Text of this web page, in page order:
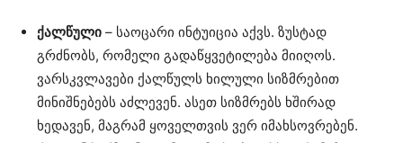
ქალწული – საოცარი ინტუიცია აქვს. ზუსტად
გრძნობს, რომელი გადაწყვეტილება მიიღოს.
ვარსკვლავები ქალწულს ხილული სიზმრებით
მინიშნებებს აძლევენ. ასეთ სიზმრებს ხშირად
ხედავენ, მაგრამ ყოველთვის ვერ იმახსოვრებენ.